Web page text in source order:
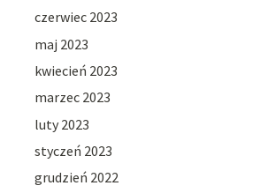
czerwiec 2023
maj 2023
kwiecień 2023
marzec 2023
luty 2023
styczeń 2023
grudzień 2022